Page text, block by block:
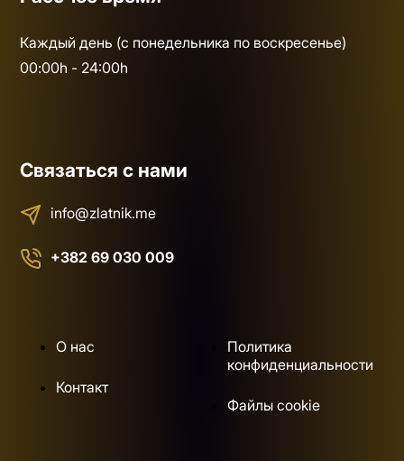
Каждый день (с понедельника по воскресенье)
00:00h - 24:00h
Связаться с нами
info@zlatnik.me
+382 69 030 009
О нас
Контакт
Политика
конфиденциальности
Файлы cookie